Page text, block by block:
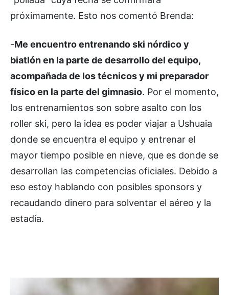
próximamente. Esto nos comentó Brenda:
-Me encuentro entrenando ski nórdico y
biatlón en la parte de desarrollo del equipo,
acompañada de los técnicos y mi preparador
físico en la parte del gimnasio. Por el momento,
los entrenamientos son sobre asalto con los
roller ski, pero la idea es poder viajar a Ushuaia
donde se encuentra el equipo y entrenar el
mayor tiempo posible en nieve, que es donde se
desarrollan las competencias oficiales. Debido a
eso estoy hablando con posibles sponsors y
recaudando dinero para solventar el aéreo y la
estadía.